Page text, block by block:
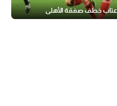
خطف صفقة الأهلي